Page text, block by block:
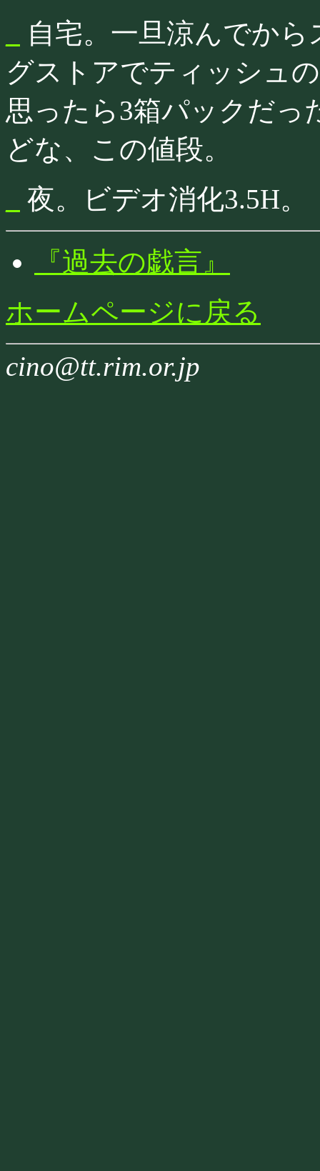
自宅。一旦涼んでか
グストアでティッシュ
思ったら3箱パックだっ
どな、この値段。
夜。ビデオ消化3.5H。
『過去の戯言』
ホームページに戻る
cino@tt.rim.or.jp